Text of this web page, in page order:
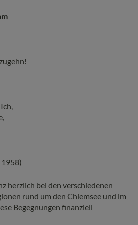
1958)
herzlich bei den verschiedenen
rund um den Chiemsee und im
Begegnungen finanziell